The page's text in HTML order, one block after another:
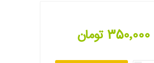
350٬000 تومان